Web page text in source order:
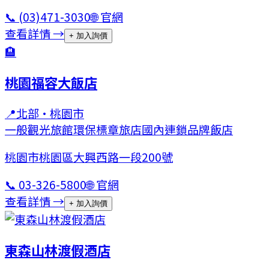
📞 (03)471-3030🌐 官網
查看詳情 → + 加入詢價
🏨
桃園福容大飯店
📍北部 · 桃園市
一般觀光旅館環保標章旅店國內連鎖品牌飯店
桃園市桃園區大興西路一段200號
📞 03-326-5800🌐 官網
查看詳情 → + 加入詢價
東森山林渡假酒店